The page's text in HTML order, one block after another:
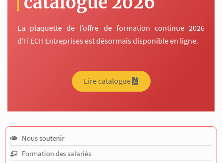
La plaquette de l’offre de formation continue 2026
d’ITECH Entreprises est désormais disponible en ligne.
Lire catalogue
Nous soutenir
Formation des salariés